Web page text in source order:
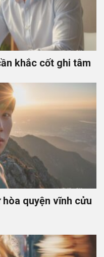
khắc cốt ghi tâm
quyện vĩnh cửu